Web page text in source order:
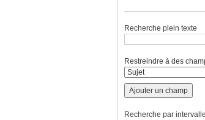
Recherche plein texte
Restreindre à des
Ajouter un champ
Recherche par